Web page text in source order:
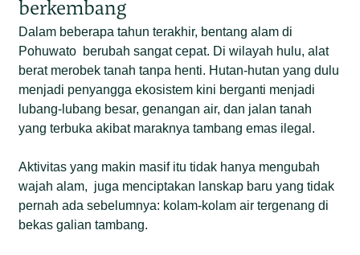
berkembang
Dalam beberapa tahun terakhir, bentang alam di
Pohuwato berubah sangat cepat. Di wilayah hulu, alat
berat merobek tanah tanpa henti. Hutan-hutan yang dulu
menjadi penyangga ekosistem kini berganti menjadi
lubang-lubang besar, genangan air, dan jalan tanah
yang terbuka akibat maraknya tambang emas ilegal.
Aktivitas yang makin masif itu tidak hanya mengubah
wajah alam, juga menciptakan lanskap baru yang tidak
pernah ada sebelumnya: kolam-kolam air tergenang di
bekas galian tambang.